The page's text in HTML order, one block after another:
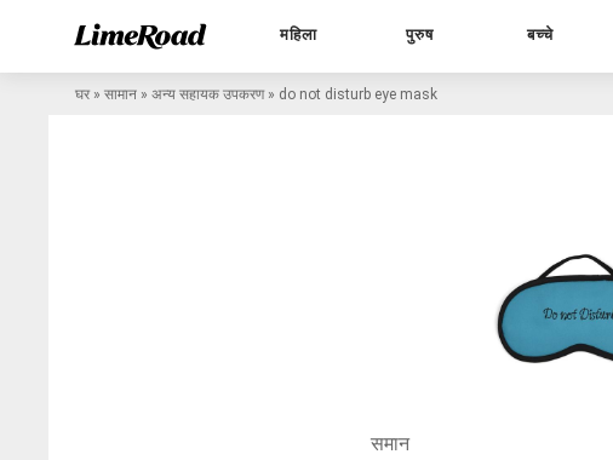
महिला पुरुष बच्चे
घर » सामान » अन्य सहायक उपकरण » do not disturb eye mask
समान